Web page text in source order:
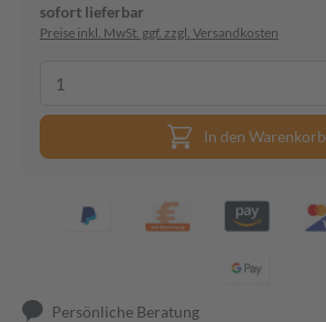
sofort lieferbar
Preise inkl. MwSt. ggf. zzgl. Versandkosten
In den Warenkorb
Persönliche Beratung